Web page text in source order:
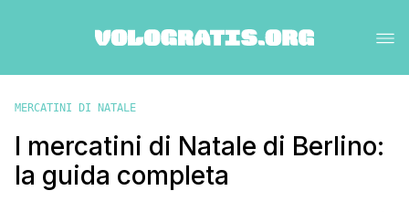
MERCATINI DI NATALE
I mercatini di Natale di Berlino:
la guida completa